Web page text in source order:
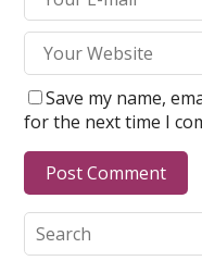
Save my name,
for the next time I